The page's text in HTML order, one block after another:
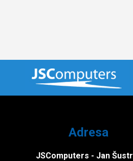
Adresa
JSComputers - Jan Šustr